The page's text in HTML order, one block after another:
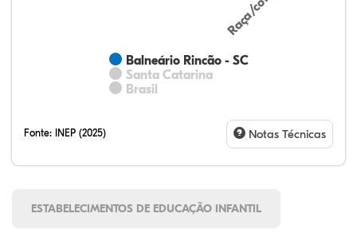
Balneário Rincão - SC
Santa Catarina
Brasil
Fonte: INEP (2025) Notas Técnicas
ESTABELECIMENTOS DE EDUCAÇÃO INFANTIL